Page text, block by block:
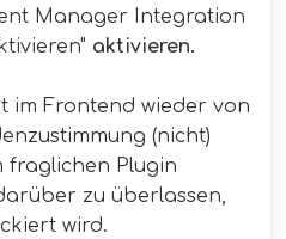
Manager Integration
aktivieren.
im Frontend wieder von
(nicht)
fraglichen Plugin
zu überlassen,
wird.